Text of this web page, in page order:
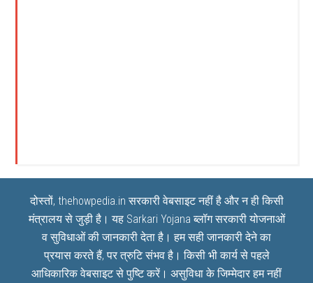
दोस्तों, thehowpedia.in सरकारी वेबसाइट नहीं है और न ही किसी
मंत्रालय से जुड़ी है। यह Sarkari Yojana ब्लॉग सरकारी योजनाओं
व सुविधाओं की जानकारी देता है। हम सही जानकारी देने का
प्रयास करते हैं, पर त्रुटि संभव है। किसी भी कार्य से पहले
आधिकारिक वेबसाइट से पुष्टि करें। असुविधा के जिम्मेदार हम नहीं